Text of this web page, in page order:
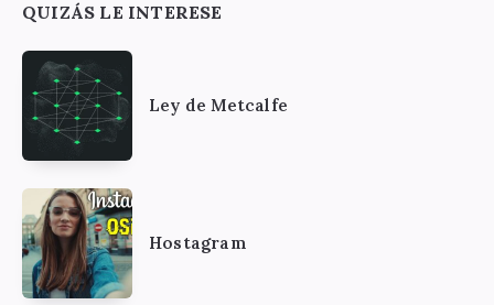
QUIZÁS LE INTERESE
Ley de Metcalfe
Hostagram